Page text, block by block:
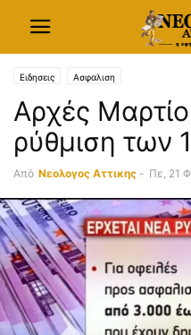
Ειδησεις Ασφαλιση
Αρχές
ρύθμιση των
Από Νεολογος Αττικης - Πε, 21